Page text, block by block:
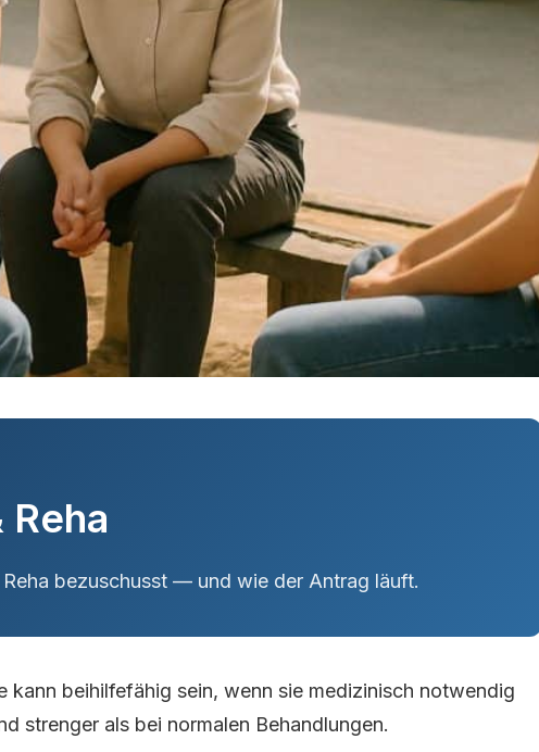
bezuschusst — und wie der Antrag läuft.
kann beihilfefähig sein, wenn sie medizinisch notwendig
strenger als bei normalen Behandlungen.